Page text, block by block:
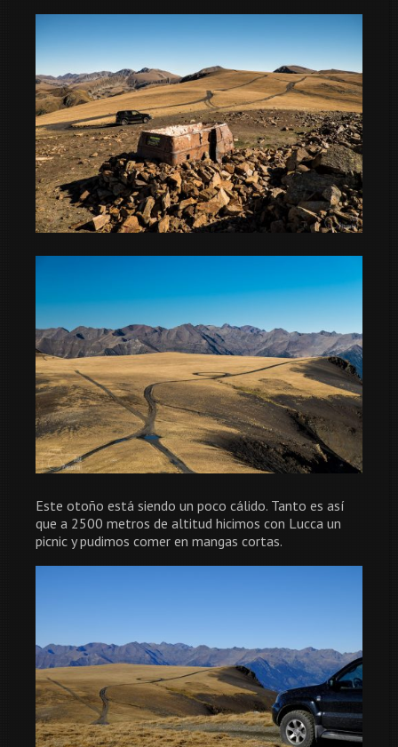
Este otoño está siendo un poco cálido. Tanto es así
que a 2500 metros de altitud hicimos con Lucca un
picnic y pudimos comer en mangas cortas.